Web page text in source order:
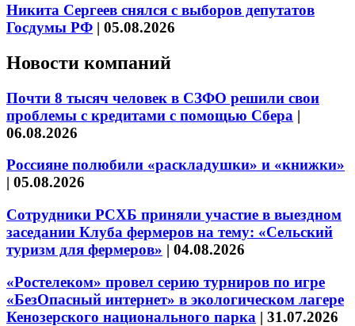
Никита Сергеев снялся с выборов депутатов
Госдумы РФ | 05.08.2026
Новости компаний
Почти 8 тысяч человек в СЗФО решили свои
проблемы с кредитами с помощью Сбера |
06.08.2026
Россияне полюбили «раскладушки» и «книжки»
| 05.08.2026
Сотрудники РСХБ приняли участие в выездном
заседании Клуба фермеров на тему: «Сельский
туризм для фермеров» | 04.08.2026
«Ростелеком» провел серию турниров по игре
«БезОпасный интернет» в экологическом лагере
Кенозерского национального парка | 31.07.2026